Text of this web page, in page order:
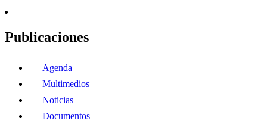
Publicaciones
Agenda
Multimedios
Noticias
Documentos